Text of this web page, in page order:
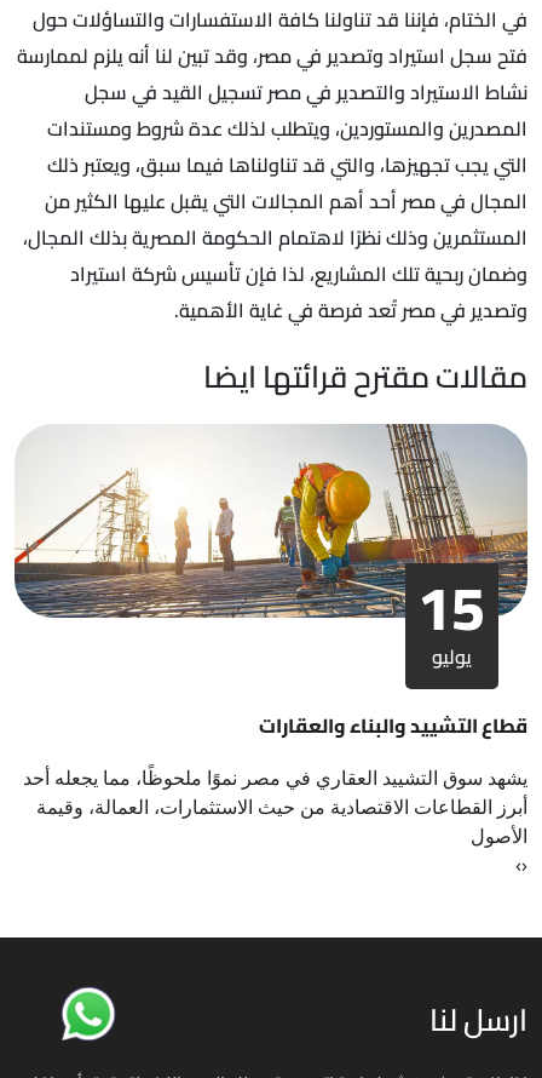
في الختام، فإننا قد تناولنا كافة الاستفسارات والتساؤلات حول
فتح سجل استيراد وتصدير في مصر، وقد تبين لنا أنه يلزم لممارسة
نشاط الاستيراد والتصدير في مصر تسجيل القيد في سجل
المصدرين والمستوردين، ويتطلب لذلك عدة شروط ومستندات
التي يجب تجهيزها، والتي قد تناولناها فيما سبق، ويعتبر ذلك
المجال في مصر أحد أهم المجالات التي يقبل عليها الكثير من
المستثمرين وذلك نظرًا لاهتمام الحكومة المصرية بذلك المجال،
وضمان ربحية تلك المشاريع، لذا فإن تأسيس شركة استيراد
وتصدير في مصر تُعد فرصة في غاية الأهمية.
مقالات مقترح قرائتها ايضا
15
يوليو
قطاع التشييد والبناء والعقارات
يشهد سوق التشييد العقاري في مصر نموًا ملحوظًا، مما يجعله أحد
أبرز القطاعات الاقتصادية من حيث الاستثمارات، العمالة، وقيمة
الأصول
‹
›
ارسل لنا